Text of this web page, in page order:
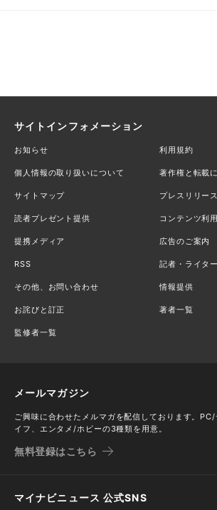
サイトインフォメーション
お知らせ 利用規約
個人情報の取り扱いについて 著作権と転載
サイトマップ プレスリリー
読者プレゼント提供 コンテンツ利
提携メディア 広告のご案内
RSS 記者・ライタ
その他、お問い合わせ 情報提供
お詫びと訂正 著者一覧
監修者一覧
メールマガジン
ご興味に合わせたメルマガを配信しております。
イフ、エンタメ/ホビーの3種類を用意。
無料登録はこちら
マイナビニュース 公式SNS